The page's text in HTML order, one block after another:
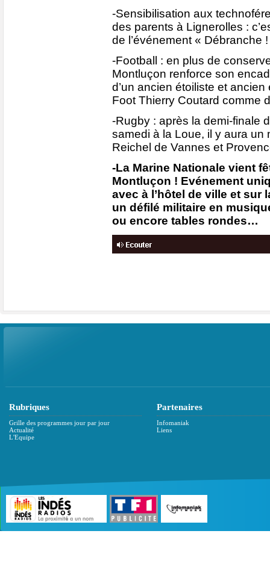
-Sensibilisation aux
des parents à Lignerolles :
de l’événement « Débranche
-Football : en plus de
Montluçon renforce son
d’un ancien étoiliste et
Foot Thierry Coutard comme
-Rugby : après la demi-finale
samedi à la Loue, il y aura un
Reichel de Vannes et
-La Marine Nationale vient
Montluçon ! Evénement
avec à l’hôtel de ville et sur
un défilé militaire en
ou encore tables rondes…
Rubriques
Grille des programmes jour par jour
Actualité
L'Equipe
Partenaires
Infomaniak
Liens